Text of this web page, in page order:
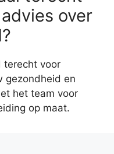
over
terecht voor
gezondheid en
het team voor
op maat.